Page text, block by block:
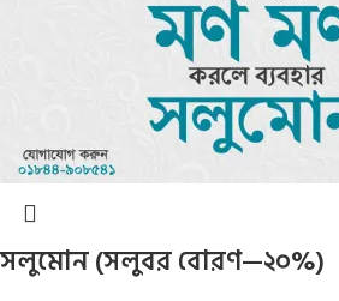
সলুমোন (সলুবর বোরণ—২০%)